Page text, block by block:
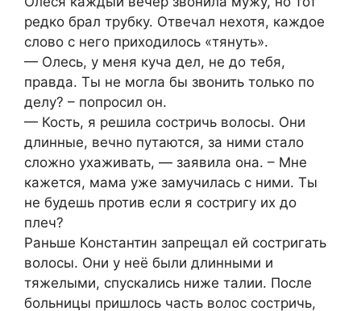
редко брал трубку. Отвечал нехотя, каждое
слово с него приходилось «тянуть».
— Олесь, у меня куча дел, не до тебя,
правда. Ты не могла бы звонить только по
делу? – попросил он.
— Кость, я решила состричь волосы. Они
длинные, вечно путаются, за ними стало
сложно ухаживать, — заявила она. – Мне
кажется, мама уже замучилась с ними. Ты
не будешь против если я состригу их до
плеч?
Раньше Константин запрещал ей состригать
волосы. Они у неё были длинными и
тяжелыми, спускались ниже талии. После
больницы пришлось часть волос состричь,